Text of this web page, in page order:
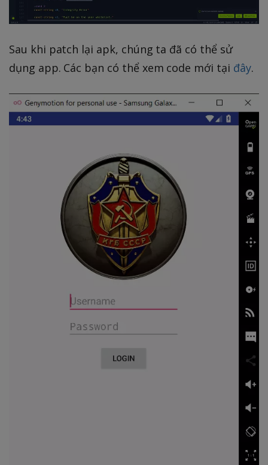
Sau khi patch lại apk, chúng ta đã có thể sử
dụng app. Các bạn có thể xem code mới tại đây.